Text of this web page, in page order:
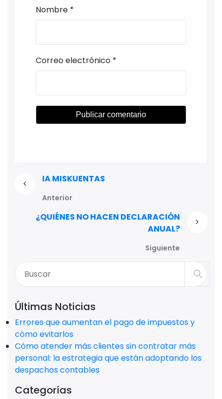
Nombre *
Correo electrónico *
IA MISKUENTAS
Anterior
¿QUIÉNES NO HACEN DECLARACIÓN
ANUAL?
Siguiente
Últimas Noticias
Errores que aumentan el pago de impuestos y
cómo evitarlos
Cómo atender más clientes sin contratar más
personal: la estrategia que están adoptando los
despachos contables
Categorías